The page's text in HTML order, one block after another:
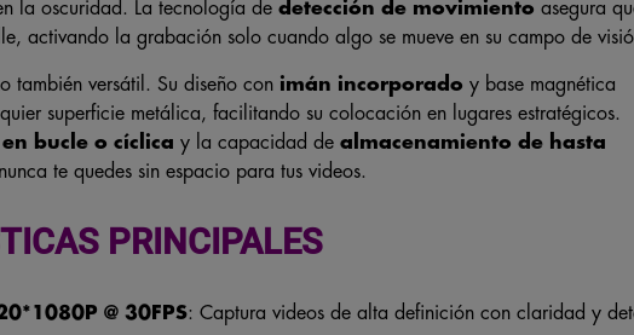
la oscuridad. La tecnología dedetección de movimiento asegura
activando la grabación solo cuando algo se mueve en su campo de
también versátil. Su diseño con imán incorporado y base magnética
superficie metálica, facilitando su colocación en lugares estratégicos.
bucle o cíclica y la capacidad dealmacenamiento de hasta
te quedes sin espacio para tus videos.
PRINCIPALES
@ 30FPS: Captura videos de alta definición con claridad y